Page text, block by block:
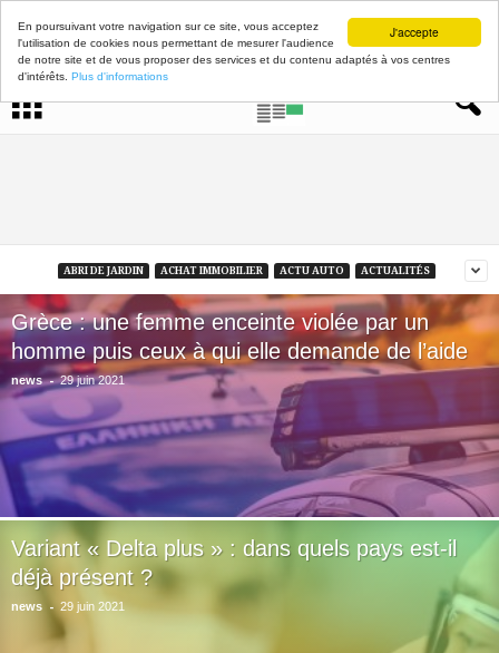
J'accepte
En poursuivant votre navigation sur ce site, vous acceptez
l'utilisation de cookies nous permettant de mesurer l'audience
de notre site et de vous proposer des services et du contenu adaptés à vos centres
d'intérêts. Plus d'informations
ABRI DE JARDIN ACHAT IMMOBILIER ACTU AUTO ACTUALITÉS
Grèce : une femme enceinte violée par un
homme puis ceux à qui elle demande de l’aide
news - 29 juin 2021
Variant « Delta plus » : dans quels pays est-il
déjà présent ?
news - 29 juin 2021